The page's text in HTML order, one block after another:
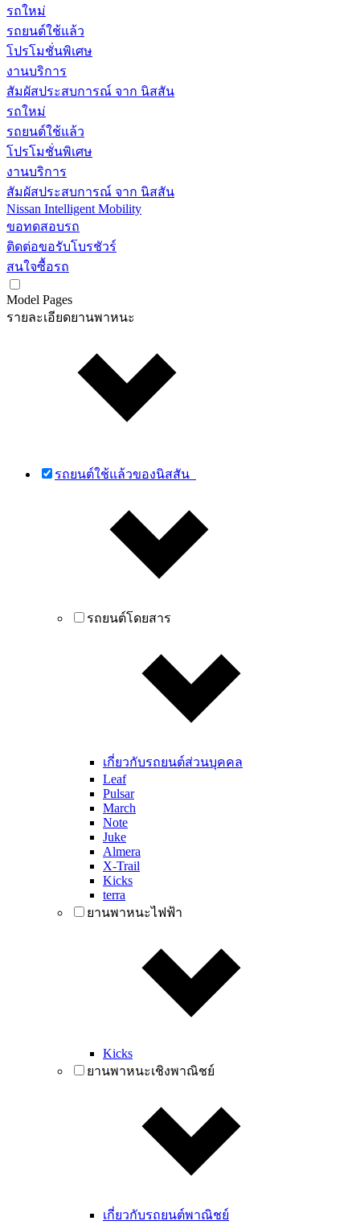
รถใหม่
รถยนต์ใช้แล้ว
โปรโมชั่นพิเศษ
งานบริการ
สัมผัสประสบการณ์ จาก นิสสัน
รถใหม่
รถยนต์ใช้แล้ว
โปรโมชั่นพิเศษ
งานบริการ
สัมผัสประสบการณ์ จาก นิสสัน
Nissan Intelligent Mobility
ขอทดสอบรถ
ติดต่อขอรับโบรชัวร์
สนใจซื้อรถ
Model Pages
รายละเอียดยานพาหนะ
รถยนต์ใช้แล้วของนิสสัน
รถยนต์โดยสาร
เกี่ยวกับรถยนต์ส่วนบุคคล
Leaf
Pulsar
March
Note
Juke
Almera
X-Trail
Kicks
terra
ยานพาหนะไฟฟ้า
Kicks
ยานพาหนะเชิงพาณิชย์
เกี่ยวกับรถยนต์พาณิชย์